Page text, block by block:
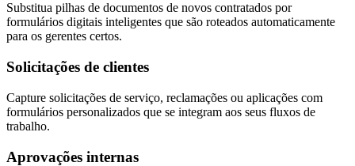
Substitua pilhas de documentos de novos contratados por
formulários digitais inteligentes que são roteados automaticamente
para os gerentes certos.
Solicitações de clientes
Capture solicitações de serviço, reclamações ou aplicações com
formulários personalizados que se integram aos seus fluxos de
trabalho.
Aprovações internas